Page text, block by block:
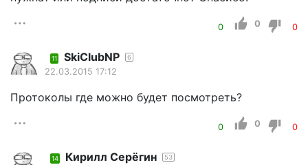
0 0 0
11 SkiClubNP 6
22.03.2015 17:12
Протоколы где можно будет посмотреть?
0 0 0
14 Кирилл Серёгин 53